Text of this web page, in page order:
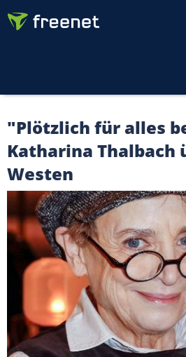
"Plötzlich für alles
Katharina Thalbach
Westen